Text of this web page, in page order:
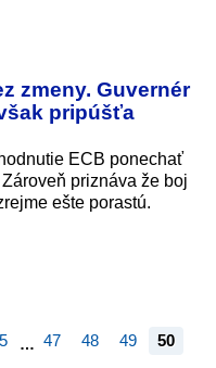
zmeny. Guvernér
pripúšťa
ECB ponechať
priznáva že boj
ešte porastú.
… 47 48 49 50